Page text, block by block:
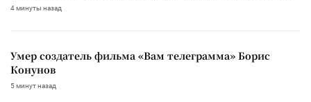
4 минуты назад
Умер создатель фильма «Вам телеграмма» Борис
Конунов
5 минут назад